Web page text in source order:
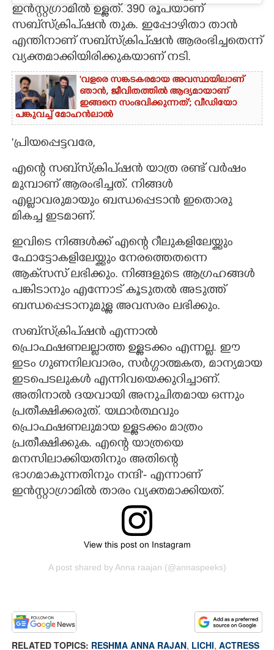
ഇൻസ്റ്റഗ്രാമിൽ ഉള്ളത്. 390 രൂപയാണ്
സബ്‌സ്ക്രിപ്ഷൻ തുക. ഇപ്പോഴിതാ താൻ
എന്തിനാണ് സബ്‌സ്ക്രിപ്ഷൻ ആരംഭിച്ചതെന്ന്
വ്യക്തമാക്കിയിരിക്കുകയാണ് നടി.
'വളരെ സങ്കടകരമായ അവസ്ഥയിലാണ്
ഞാൻ, ജീവിതത്തിൽ ആദ്യമായാണ്
ഇങ്ങനെ സംഭവിക്കുന്നത്'; വീഡിയോ
പങ്കുവച്ച് മോഹൻലാൽ
'പ്രിയപ്പെട്ടവരേ,
എന്റെ സബ്‌സ്‌ക്രിപ്‌ഷൻ യാത്ര രണ്ട് വർഷം
മുമ്പാണ് ആരംഭിച്ചത്. നിങ്ങൾ
എല്ലാവരുമായും ബന്ധപ്പെടാൻ ഇതൊരു
മികച്ച ഇടമാണ്.
ഇവിടെ നിങ്ങൾക്ക് എന്റെ റീലുകളിലേയ്ക്കും
ഫോട്ടോകളിലേയ്ക്കും നേരത്തെതന്നെ
ആക്‌സസ് ലഭിക്കും. നിങ്ങളുടെ ആഗ്രഹങ്ങൾ
പങ്കിടാനും എന്നോട് കൂടുതൽ അടുത്ത്
ബന്ധപ്പെടാനുമുള്ള അവസരം ലഭിക്കും.
സബ്‌സ്‌ക്രിപ്‌ഷൻ എന്നാൽ
പ്രൊഫഷണലല്ലാത്ത ഉള്ളടക്കം എന്നല്ല. ഈ
ഇടം ഗുണനിലവാരം, സർഗ്ഗാത്മകത, മാന്യമായ
ഇടപെടലുകൾ എന്നിവയെക്കുറിച്ചാണ്.
അതിനാൽ ദയവായി അനുചിതമായ ഒന്നും
പ്രതീക്ഷിക്കരുത്. യഥാർത്ഥവും
പ്രൊഫഷണലുമായ ഉള്ളടക്കം മാത്രം
പ്രതീക്ഷിക്കുക. എന്റെ യാത്രയെ
മനസിലാക്കിയതിനും അതിന്റെ
ഭാഗമാകുന്നതിനും നന്ദി'- എന്നാണ്
ഇൻസ്റ്റാഗ്രാമിൽ താരം വ്യക്തമാക്കിയത്.
View this post on Instagram
A post shared by Anna raajan (@annaspeeks)
RELATED TOPICS: RESHMA ANNA RAJAN, LICHI, ACTRESS